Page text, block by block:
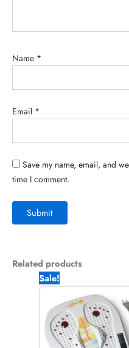
Name *
Email *
Save my name, email, and
time I comment.
Related products
Sale!
price
was:
2,990.00৳ .